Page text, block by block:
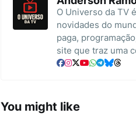
O Universo da TV
novidades do
paga,
site que traz uma
You might like